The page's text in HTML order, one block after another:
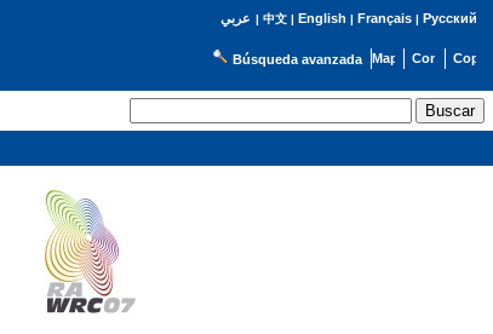
عربي | 中文| English | Français| Русский
Búsqueda avanzada